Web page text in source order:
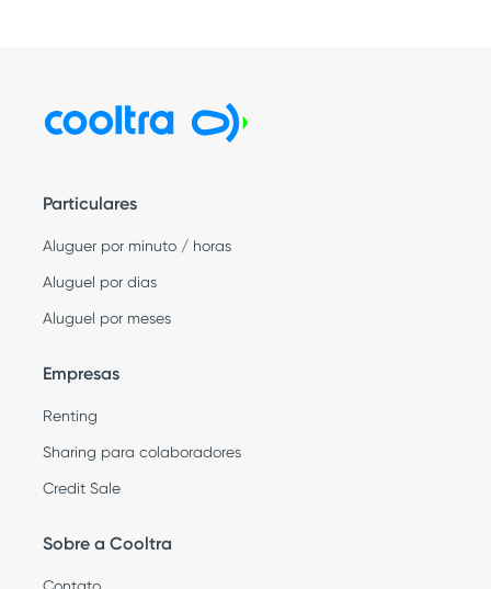
Particulares
Aluguer por minuto / horas
Aluguel por dias
Aluguel por meses
Empresas
Renting
Sharing para colaboradores
Credit Sale
Sobre a Cooltra